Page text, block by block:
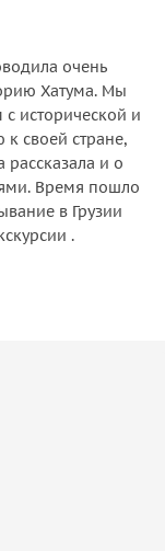
очень
Хатума. Мы
исторической и
своей стране,
и о
Время пошло
в Грузии
.